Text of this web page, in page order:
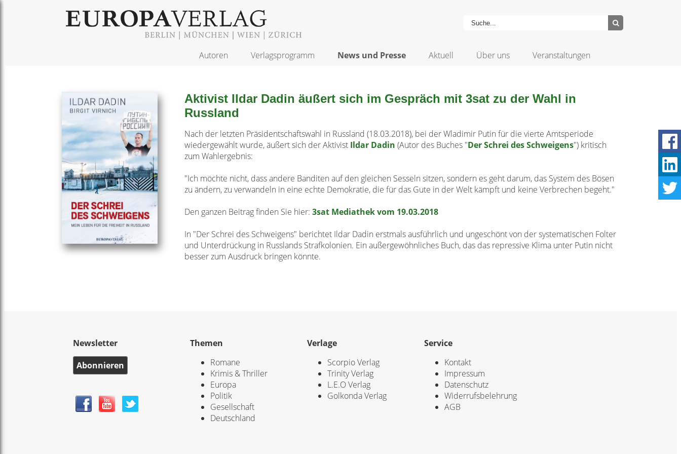
Autoren Verlagsprogramm News und Presse Aktuell Über uns Veranstaltungen
Aktivist Ildar Dadin äußert sich im Gespräch mit 3sat zu der Wahl in
Russland
Nach der letzten Präsidentschaftswahl in Russland (18.03.2018), bei der Wladimir Putin für die vierte Amtsperiode
wiedergewählt wurde, äußert sich der Aktivist Ildar Dadin (Autor des Buches "Der Schrei des Schweigens") kritisch
zum Wahlergebnis:
"Ich möchte nicht, dass andere Banditen auf den gleichen Sesseln sitzen, sondern es geht darum, das System des Bösen
zu ändern, zu verwandeln in eine echte Demokratie, die für das Gute in der Welt kämpft und keine Verbrechen begeht."
Den ganzen Beitrag finden Sie hier: 3sat Mediathek vom 19.03.2018
In "Der Schrei des Schweigens" berichtet Ildar Dadin erstmals ausführlich und ungeschönt von der systematischen Folter
und Unterdrückung in Russlands Strafkolonien. Ein außergewöhnliches Buch, das das repressive Klima unter Putin nicht
besser zum Ausdruck bringen könnte.
Newsletter
Abonnieren
Themen
Romane
Krimis & Thriller
Europa
Politik
Gesellschaft
Deutschland
Verlage
Scorpio Verlag
Trinity Verlag
L.E.O Verlag
Golkonda Verlag
Service
Kontakt
Impressum
Datenschutz
Widerrufsbelehrung
AGB